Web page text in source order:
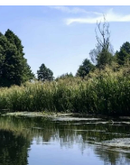
wśród
nietoperzy
[wideo]